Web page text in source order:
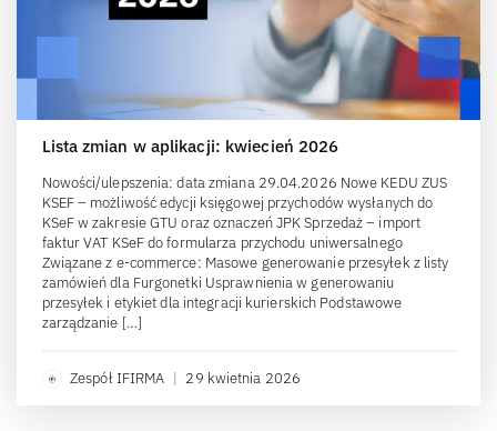
Lista zmian w aplikacji: kwiecień 2026
Nowości/ulepszenia: data zmiana 29.04.2026 Nowe KEDU ZUS
KSEF – możliwość edycji księgowej przychodów wysłanych do
KSeF w zakresie GTU oraz oznaczeń JPK Sprzedaż – import
faktur VAT KSeF do formularza przychodu uniwersalnego
Związane z e-commerce: Masowe generowanie przesyłek z listy
zamówień dla Furgonetki Usprawnienia w generowaniu
przesyłek i etykiet dla integracji kurierskich Podstawowe
zarządzanie […]
Zespół IFIRMA | 29 kwietnia 2026